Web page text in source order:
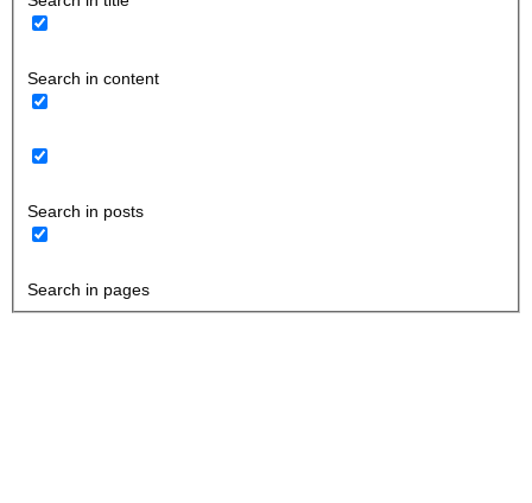
Search in content
Search in posts
Search in pages